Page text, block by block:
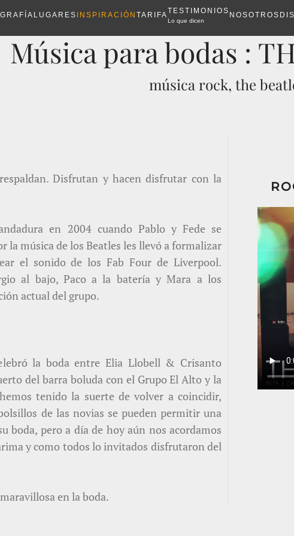
LUGARES INSPIRACIÓN TARIFA
TESTIMONIOS
Lo que dicen
NOSOTROS
Música para bodas :
música rock, the
Disfrutan y hacen disfrutar con la
en 2004 cuando Pablo y Fede se
la música de los Beatles les llevó a formalizar
el sonido de los Fab Four de Liverpool.
al bajo, Paco a la batería y Mara a los
actual del grupo.
la boda entre Elia Llobell & Crisanto
del barra boluda con el Grupo El Alto y la
tenido la suerte de volver a coincidir,
de las novias se pueden permitir una
boda, pero a día de hoy aún nos acordamos
y como todos lo invitados disfrutaron del
en la boda.